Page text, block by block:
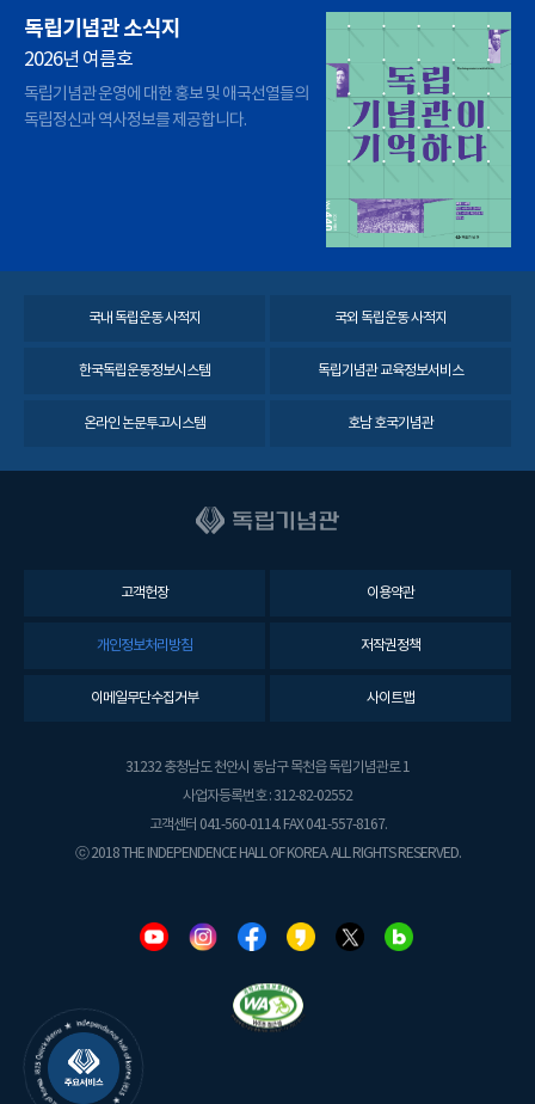
독립기념관 소식지
2026년 여름호
독립기념관 운영에 대한 홍보 및 애국선열들의
독립정신과 역사정보를 제공합니다.
국내 독립운동 사적지 국외 독립운동 사적지
한국독립운동정보시스템 독립기념관 교육정보서비스
온라인 논문투고시스템 호남 호국기념관
고객헌장 이용약관
개인정보처리방침 저작권정책
이메일무단수집거부 사이트맵
31232 충청남도 천안시 동남구 목천읍 독립기념관로 1
사업자등록번호 : 312-82-02552
고객센터 041-560-0114. FAX 041-557-8167.
ⓒ 2018 THE INDEPENDENCE HALL OF KOREA. ALL RIGHTS RESERVED.